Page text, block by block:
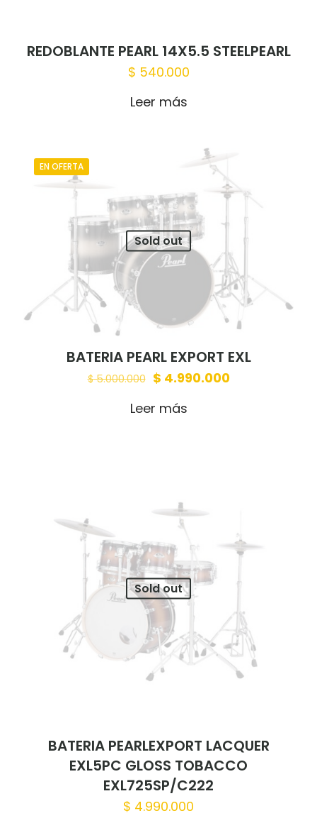
REDOBLANTE PEARL 14X5.5 STEELPEARL
$ 540.000
Leer más
EN OFERTA
Sold out
BATERIA PEARL EXPORT EXL
$5.000.000 Original
was:
$ 4.990.000Current
Leer más
Sold out
BATERIA PEARLEXPORT LACQUER
EXL5PC GLOSS TOBACCO
EXL725SP/C222
$ 4.990.000